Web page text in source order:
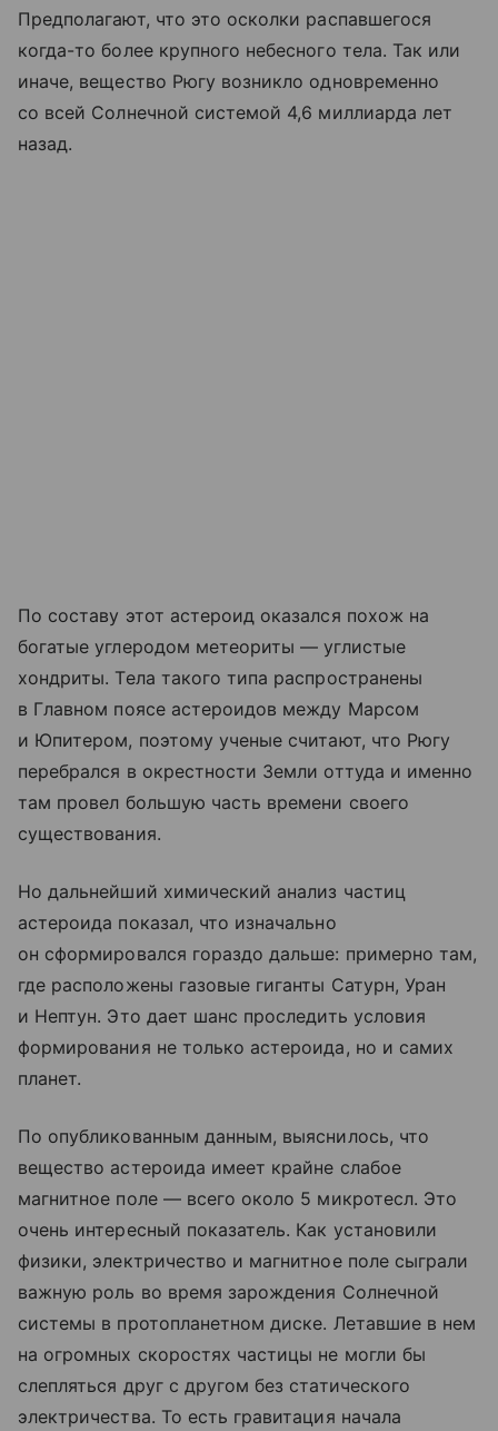
Предполагают, что это осколки распавшегося
когда-то более крупного небесного тела. Так или
иначе, вещество Рюгу возникло одновременно
со всей Солнечной системой 4,6 миллиарда лет
назад.
По составу этот астероид оказался похож на
богатые углеродом метеориты — углистые
хондриты. Тела такого типа распространены
в Главном поясе астероидов между Марсом
и Юпитером, поэтому ученые считают, что Рюгу
перебрался в окрестности Земли оттуда и именно
там провел большую часть времени своего
существования.
Но дальнейший химический анализ частиц
астероида показал, что изначально
он сформировался гораздо дальше: примерно там,
где расположены газовые гиганты Сатурн, Уран
и Нептун. Это дает шанс проследить условия
формирования не только астероида, но и самих
планет.
По опубликованным данным, выяснилось, что
вещество астероида имеет крайне слабое
магнитное поле — всего около 5 микротесл. Это
очень интересный показатель. Как установили
физики, электричество и магнитное поле сыграли
важную роль во время зарождения Солнечной
системы в протопланетном диске. Летавшие в нем
на огромных скоростях частицы не могли бы
слепляться друг с другом без статического
электричества. То есть гравитация начала